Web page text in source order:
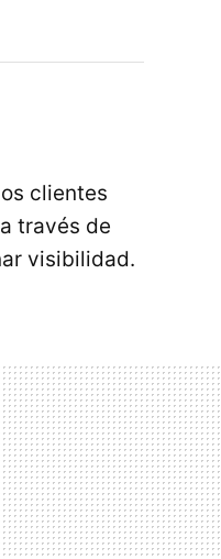
clientes
través de
visibilidad.